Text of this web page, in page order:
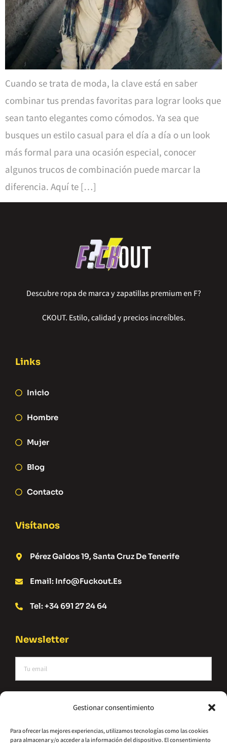
Gestionar consentimiento
Para ofrecer las mejores experiencias, utilizamos tecnologías como las cookies
para almacenar y/o acceder a la información del dispositivo. El consentimiento
Cuando se trata de moda, la clave está en saber
combinar tus prendas favoritas para lograr looks que
sean tanto elegantes como cómodos. Ya sea que
busques un estilo casual para el día a día o un look
más formal para una ocasión especial, conocer
algunos trucos de combinación puede marcar la
diferencia. Aquí te […]
Descubre ropa de marca y zapatillas premium en F?
CKOUT. Estilo, calidad y precios increíbles.
Links
Inicio
Hombre
Mujer
Blog
Contacto
Visítanos
Pérez Galdos 19, Santa Cruz De Tenerife
Email: Info@fuckout.es
Tel: +34 691 27 24 64
Newsletter